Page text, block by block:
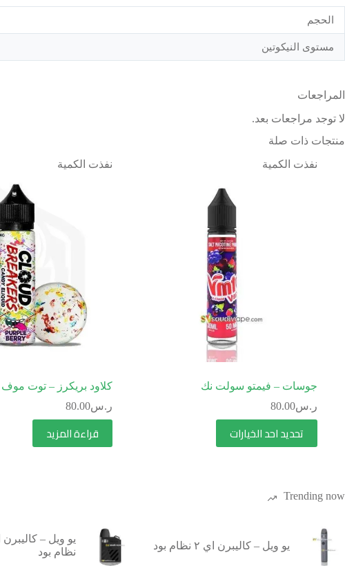
الحجم
مستوى النيكوتين
المراجعات
لا توجد مراجعات بعد.
منتجات ذات صلة
نفذت الكمية
جوسات – فيمتو سولت نك
ر.س80.00
تحديد احد الخيارات
نفذت الكمية
كلاود بريكرز – توت موف
ر.س80.00
قراءة المزيد
Trending now
يو ويل – كاليبرن اي ٢ نظام بود
نظام بود